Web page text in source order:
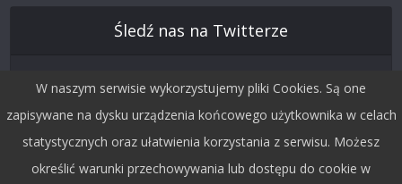
Śledź nas na Twitterze
W naszym serwisie wykorzystujemy pliki Cookies. Są one
zapisywane na dysku urządzenia końcowego użytkownika w celach
statystycznych oraz ułatwienia korzystania z serwisu. Możesz
określić warunki przechowywania lub dostępu do cookie w